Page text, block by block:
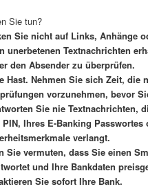
Sie tun?
Sie nicht auf Links, Anhänge
unerbetenen Textnachrichten
den Absender zu überprüfen.
Hast. Nehmen Sie sich Zeit, die
vorzunehmen, bevor
Sie nie Textnachrichten,
Ihres E-Banking Passwortes
verlangt.
Sie vermuten, dass Sie einen
und Ihre Bankdaten
Sie sofort Ihre Bank.